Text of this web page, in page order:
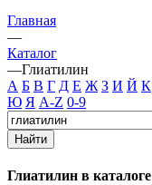
Главная
—
Каталог
—Глиатилин
А Б В Г Д Е Ж З И Й К
Ю Я A-Z 0-9
Найти
Глиатилин в каталоге